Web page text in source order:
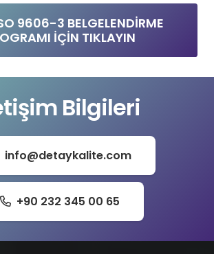
9606-3 BELGELENDİRME
İÇİN TIKLAYIN
Bilgileri
info@detaykalite.com
+90 232 345 00 65